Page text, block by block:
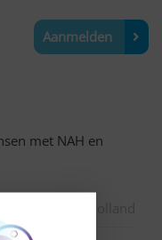
Aanmelden
met NAH en